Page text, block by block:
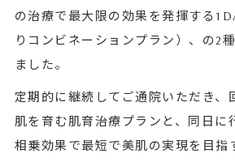
の治療で最大限の効果を発揮する
りコンビネーションプラン）、の2
ました。
定期的に継続してご通院いただき、
肌を育む肌育治療プランと、同日に
相乗効果で最短で美肌の実現を目指